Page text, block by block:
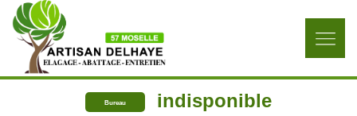
Bureau indisponible